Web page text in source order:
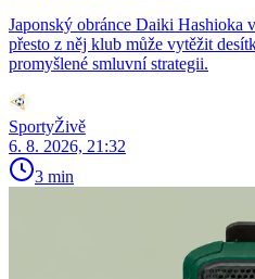
Japonský obránce Daiki Hashioka
přesto z něj klub může vytěžit
promyšlené smluvní strategii.
SportyŽivě
6. 8. 2026, 21:32
3 min